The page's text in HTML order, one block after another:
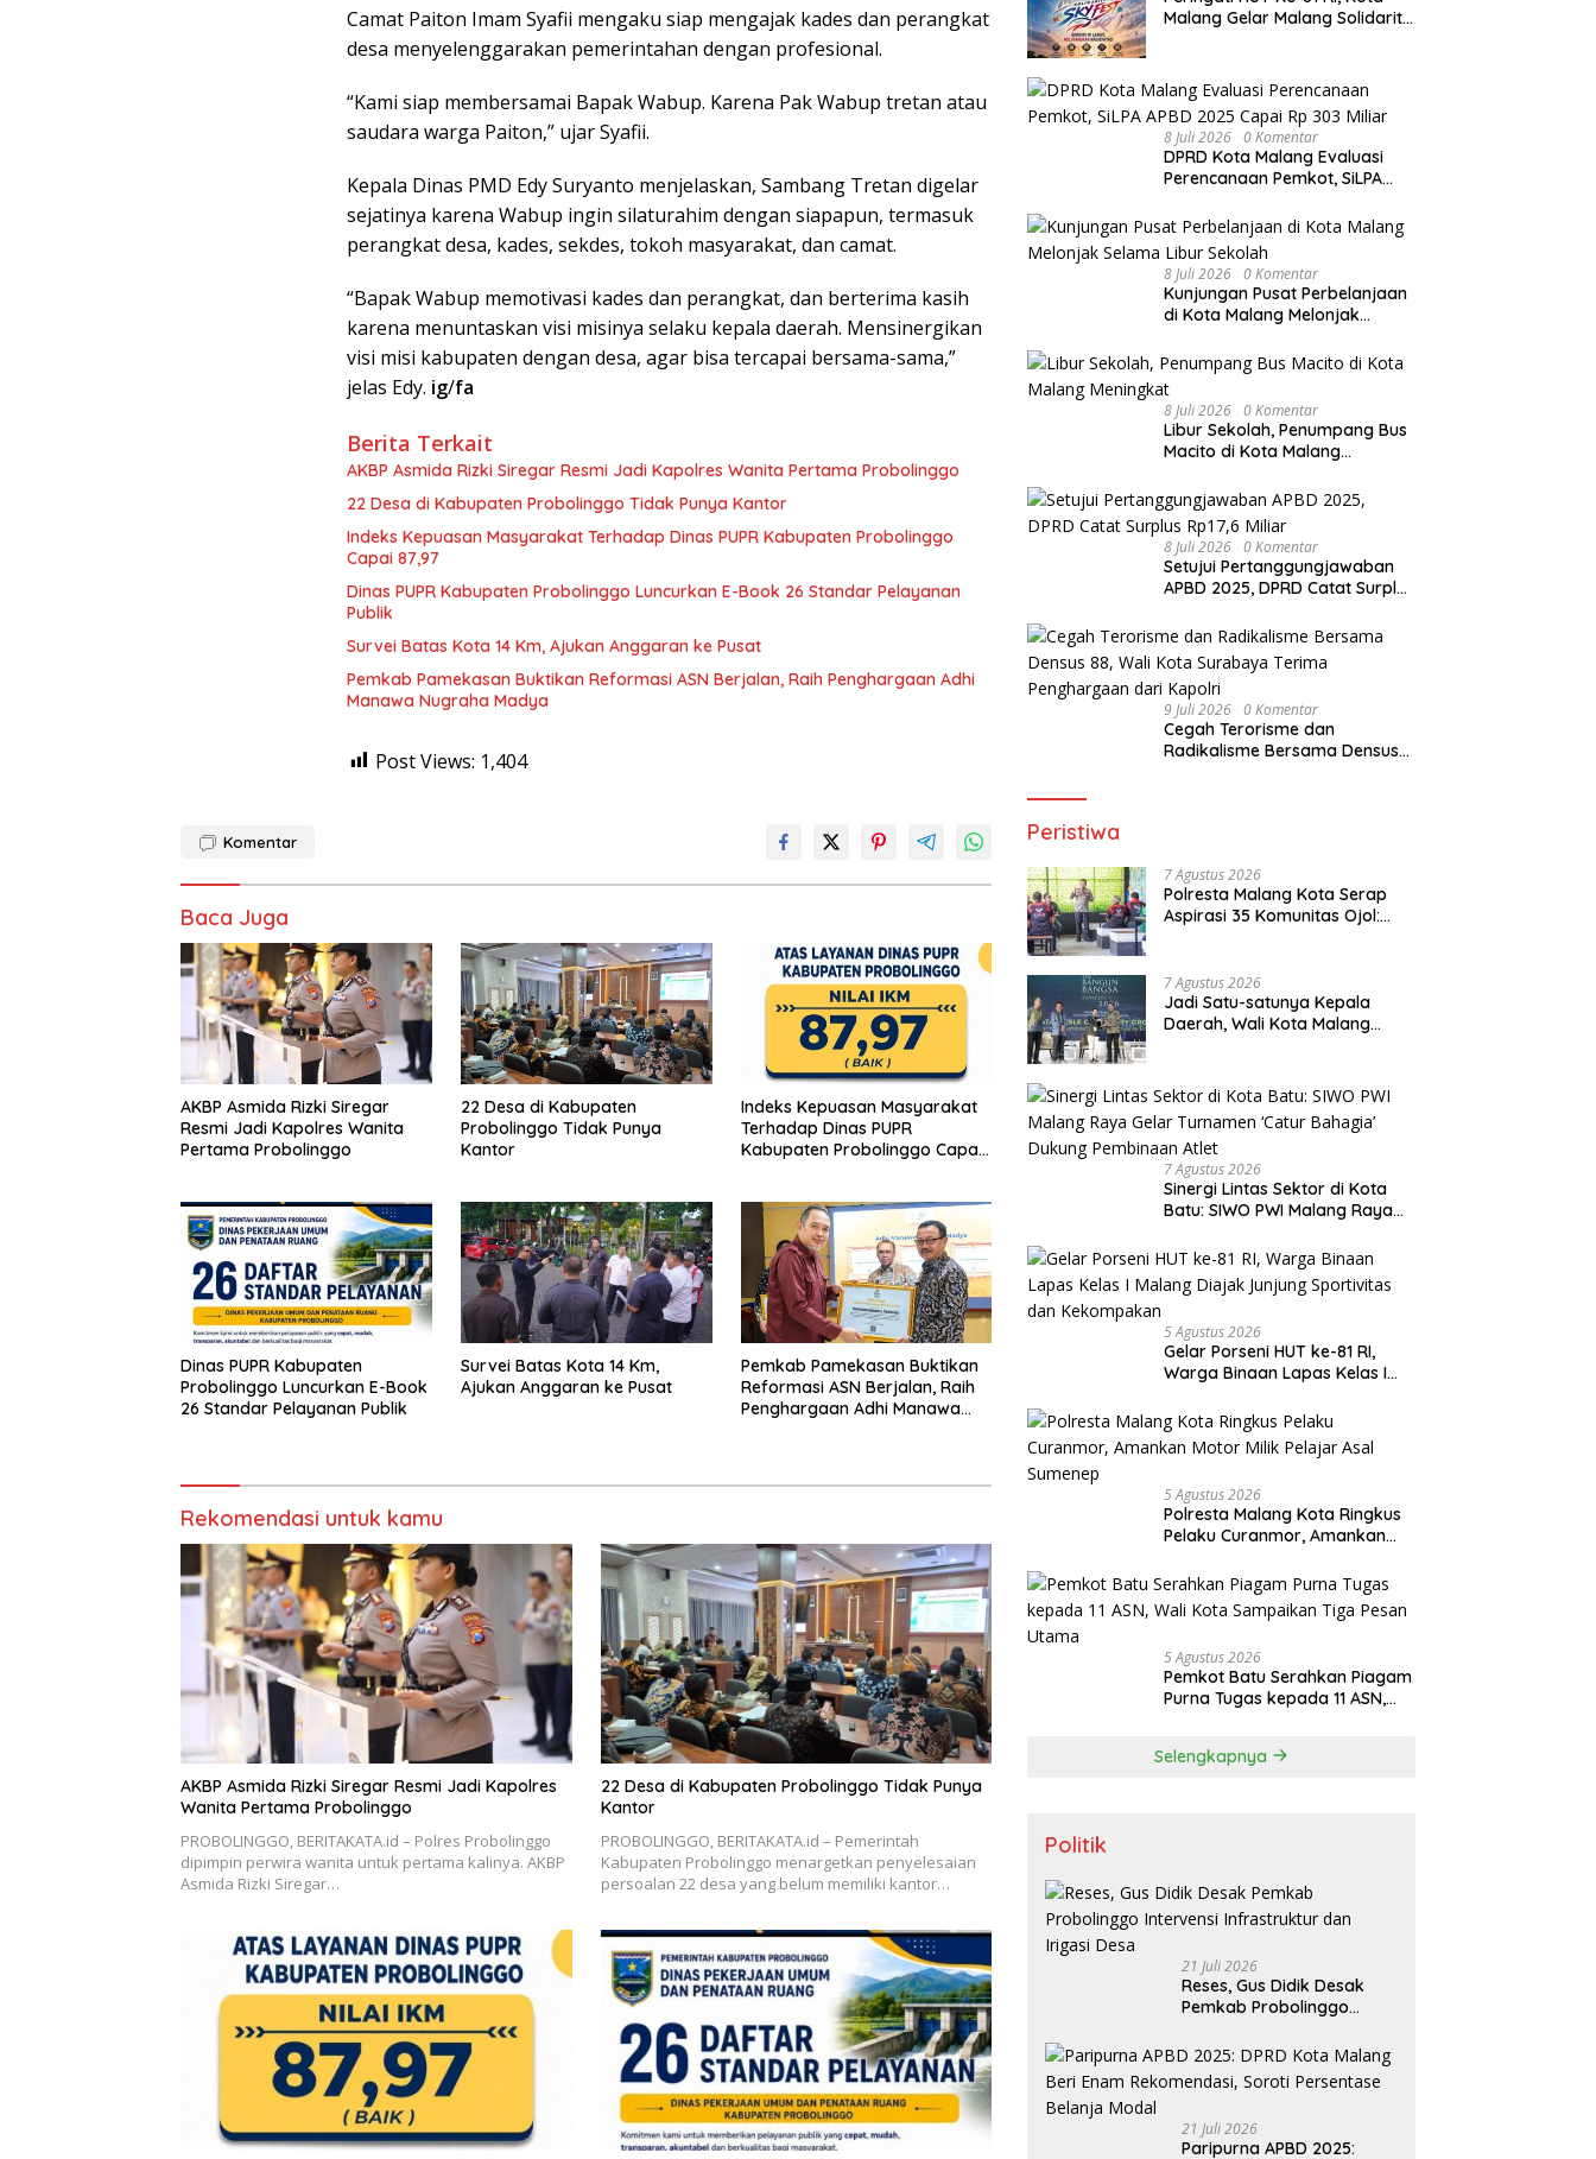
Camat Paiton Imam Syafii mengaku siap mengajak kades dan perangkat
desa menyelenggarakan pemerintahan dengan profesional.
“Kami siap membersamai Bapak Wabup. Karena Pak Wabup tretan atau
saudara warga Paiton,” ujar Syafii.
Kepala Dinas PMD Edy Suryanto menjelaskan, Sambang Tretan digelar
sejatinya karena Wabup ingin silaturahim dengan siapapun, termasuk
perangkat desa, kades, sekdes, tokoh masyarakat, dan camat.
“Bapak Wabup memotivasi kades dan perangkat, dan berterima kasih
karena menuntaskan visi misinya selaku kepala daerah. Mensinergikan
visi misi kabupaten dengan desa, agar bisa tercapai bersama-sama,”
jelas Edy. ig/fa
Berita Terkait
AKBP Asmida Rizki Siregar Resmi Jadi Kapolres Wanita Pertama Probolinggo
22 Desa di Kabupaten Probolinggo Tidak Punya Kantor
Indeks Kepuasan Masyarakat Terhadap Dinas PUPR Kabupaten Probolinggo
Capai 87,97
Dinas PUPR Kabupaten Probolinggo Luncurkan E-Book 26 Standar Pelayanan
Publik
Survei Batas Kota 14 Km, Ajukan Anggaran ke Pusat
Pemkab Pamekasan Buktikan Reformasi ASN Berjalan, Raih Penghargaan Adhi
Manawa Nugraha Madya
Post Views: 1,404
Komentar
Baca Juga
AKBP Asmida Rizki Siregar
Resmi Jadi Kapolres Wanita
Pertama Probolinggo
22 Desa di Kabupaten
Probolinggo Tidak Punya
Kantor
Indeks Kepuasan Masyarakat
Terhadap Dinas PUPR
Kabupaten Probolinggo Capai
Dinas PUPR Kabupaten
Probolinggo Luncurkan E-Book
26 Standar Pelayanan Publik
Survei Batas Kota 14 Km,
Ajukan Anggaran ke Pusat
Pemkab Pamekasan Buktikan
Reformasi ASN Berjalan, Raih
Penghargaan Adhi Manawa
Rekomendasi untuk kamu
AKBP Asmida Rizki Siregar Resmi Jadi Kapolres
Wanita Pertama Probolinggo
PROBOLINGGO, BERITAKATA.id – Polres Probolinggo
dipimpin perwira wanita untuk pertama kalinya. AKBP
Asmida Rizki Siregar…
22 Desa di Kabupaten Probolinggo Tidak Punya
Kantor
PROBOLINGGO, BERITAKATA.id – Pemerintah
Kabupaten Probolinggo menargetkan penyelesaian
persoalan 22 desa yang belum memiliki kantor…
Malang Gelar Malang Solidarity
8 Juli 2026 0 Komentar
DPRD Kota Malang Evaluasi
Perencanaan Pemkot, SiLPA
8 Juli 2026 0 Komentar
Kunjungan Pusat Perbelanjaan
di Kota Malang Melonjak
8 Juli 2026 0 Komentar
Libur Sekolah, Penumpang Bus
Macito di Kota Malang
8 Juli 2026 0 Komentar
Setujui Pertanggungjawaban
APBD 2025, DPRD Catat Surplus
9 Juli 2026 0 Komentar
Cegah Terorisme dan
Radikalisme Bersama Densus
Peristiwa
7 Agustus 2026
Polresta Malang Kota Serap
Aspirasi 35 Komunitas Ojol:
7 Agustus 2026
Jadi Satu-satunya Kepala
Daerah, Wali Kota Malang
7 Agustus 2026
Sinergi Lintas Sektor di Kota
Batu: SIWO PWI Malang Raya
Bahagia’ Dukung Pembinaan
Atlet
5 Agustus 2026
Gelar Porseni HUT ke-81 RI,
Warga Binaan Lapas Kelas I
Sportivitas dan Kekompakan
5 Agustus 2026
Polresta Malang Kota Ringkus
Pelaku Curanmor, Amankan
Sumenep
5 Agustus 2026
Pemkot Batu Serahkan Piagam
Purna Tugas kepada 11 ASN,
Selengkapnya
Politik
21 Juli 2026
Reses, Gus Didik Desak
Pemkab Probolinggo
dan Irigasi Desa
21 Juli 2026
Paripurna APBD 2025: